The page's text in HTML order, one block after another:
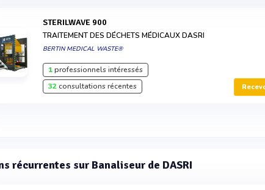
STERILWAVE 900
TRAITEMENT DES DÉCHETS MÉDICAUX DASRI
BERTIN MEDICAL WASTE®
1professionnels intéressés
32consultations récentes
récurrentes sur Banaliseur de DASRI